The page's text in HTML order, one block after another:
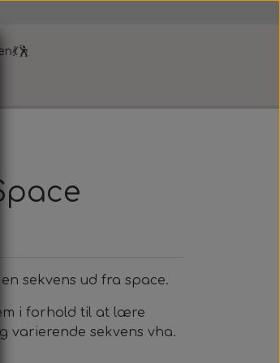
sekvens ud fra space.
i forhold til at lære
varierende sekvens vha.